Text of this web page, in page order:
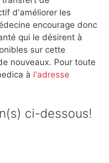
d'améliorer les
encourage donc
qui le désirent à
sur cette
nouveaux. Pour toute
à l'adresse
ci-dessous!